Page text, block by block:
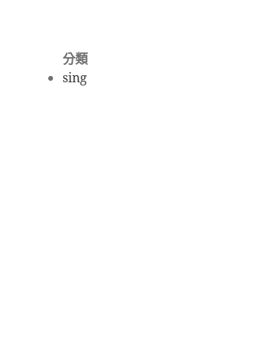
分類
sing